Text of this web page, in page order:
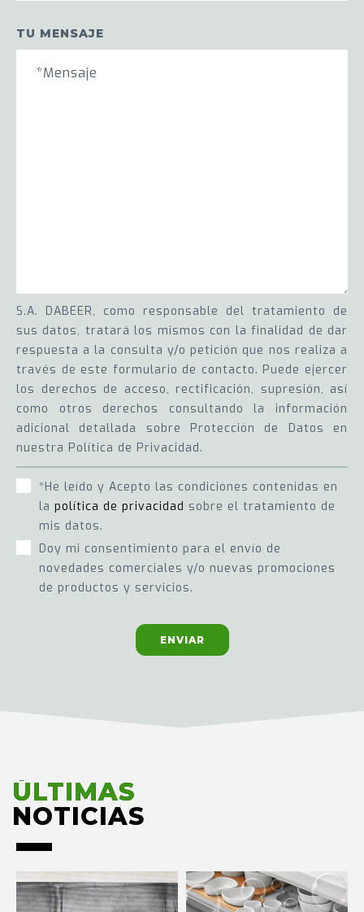
TU MENSAJE
S.A. DABEER, como responsable del tratamiento de
sus datos, tratará los mismos con la finalidad de dar
respuesta a la consulta y/o petición que nos realiza a
través de este formulario de contacto. Puede ejercer
los derechos de acceso, rectificación, supresión, así
como otros derechos consultando la información
adicional detallada sobre Protección de Datos en
nuestra Política de Privacidad.
*He leído y Acepto las condiciones contenidas en
la política de privacidad sobre el tratamiento de
mis datos.
Doy mi consentimiento para el envío de
novedades comerciales y/o nuevas promociones
de productos y servicios.
ENVIAR
ÚLTIMAS
NOTICIAS
ÚLTIMAS
NOTICIAS